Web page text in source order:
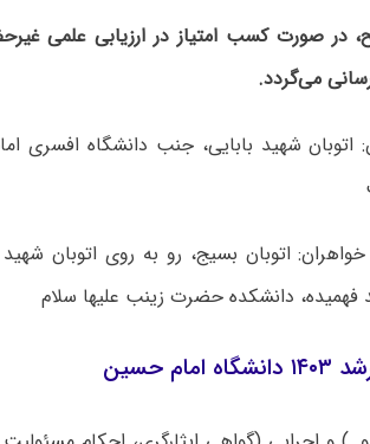
در صورت کسب امتیاز در ارزیابی علمی
می‌گردد.
شهید بابایی، جنب دانشگاه افسری
اتوبان بسیج، رو به روی اتوبان شهید
دانشکده حضرت زینب علیها سلام